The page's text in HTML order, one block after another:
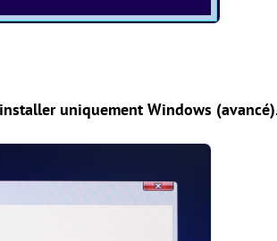
uniquement Windows (avancé).